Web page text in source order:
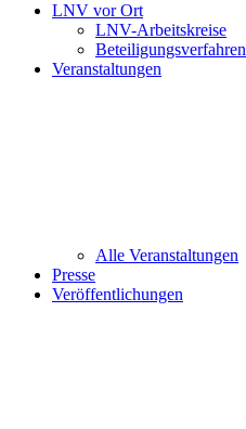
LNV vor Ort
LNV-Arbeitskreise
Beteiligungsverfahren
Veranstaltungen
Alle Veranstaltungen
Presse
Veröffentlichungen